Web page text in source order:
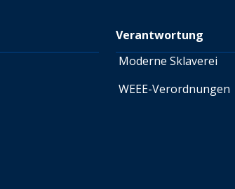
Verantwortung
Moderne Sklaverei
WEEE-Verordnungen